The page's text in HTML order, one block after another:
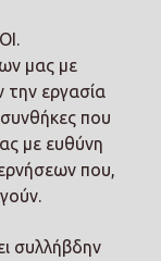
μας με
την εργασία
που
με ευθύνη
που,
συλλήβδην